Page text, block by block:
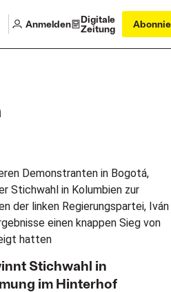
Anmelden
Digitale
Zeitung
Stichwahl in
im Hinterhof